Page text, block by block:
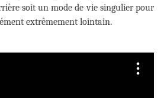
soit un mode de vie singulier pour
extrêmement lointain.